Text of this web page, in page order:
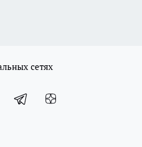
сетях